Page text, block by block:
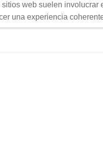
web suelen
una experiencia